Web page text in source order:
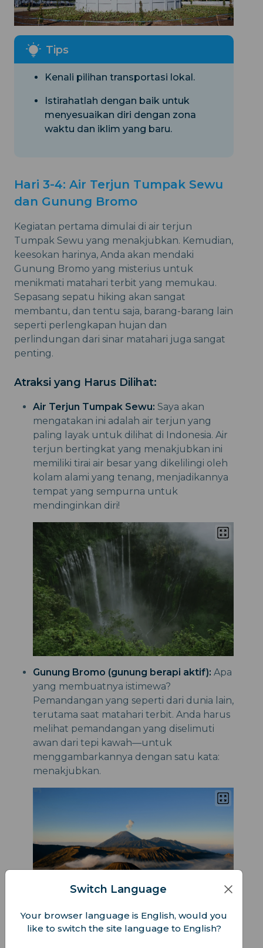
Kenali pilihan transportasi lokal.
Istirahatlah dengan baik untuk
menyesuaikan diri dengan zona
waktu dan iklim yang baru.
Hari 3-4: Air Terjun Tumpak Sewu
dan Gunung Bromo
Kegiatan pertama dimulai di air terjun
Tumpak Sewu yang menakjubkan. Kemudian,
keesokan harinya, Anda akan mendaki
Gunung Bromo yang misterius untuk
menikmati matahari terbit yang memukau.
Sepasang sepatu hiking akan sangat
membantu, dan tentu saja, barang-barang lain
seperti perlengkapan hujan dan
perlindungan dari sinar matahari juga sangat
penting.
Atraksi yang Harus Dilihat:
Air Terjun Tumpak Sewu: Saya akan
mengatakan ini adalah air terjun yang
paling layak untuk dilihat di Indonesia. Air
terjun bertingkat yang menakjubkan ini
memiliki tirai air besar yang dikelilingi oleh
kolam alami yang tenang, menjadikannya
tempat yang sempurna untuk
mendinginkan diri!
Gunung Bromo (gunung berapi aktif): Apa
yang membuatnya istimewa?
Pemandangan yang seperti dari dunia lain,
terutama saat matahari terbit. Anda harus
melihat pemandangan yang diselimuti
awan dari tepi kawah—untuk
menggambarkannya dengan satu kata:
menakjubkan.
Tempat Menginap:
Switch Language
Your browser language is English, would you
like to switch the site language to English?